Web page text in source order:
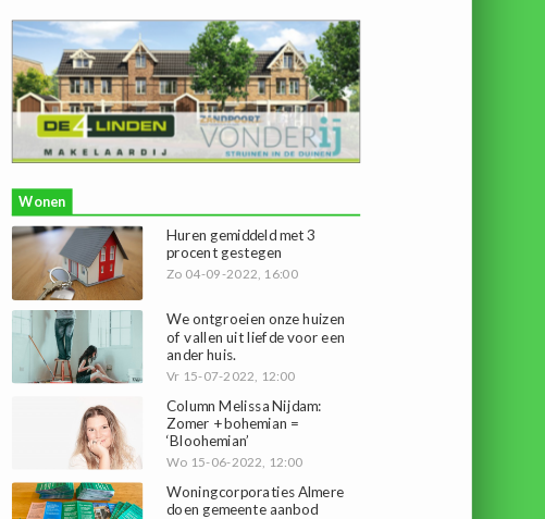
Wonen
Huren gemiddeld met 3
procent gestegen
Zo 04-09-2022, 16:00
We ontgroeien onze huizen
of vallen uit liefde voor een
ander huis.
Vr 15-07-2022, 12:00
Column Melissa Nijdam:
Zomer + bohemian =
‘Bloohemian’
Wo 15-06-2022, 12:00
Woningcorporaties Almere
doen gemeente aanbod